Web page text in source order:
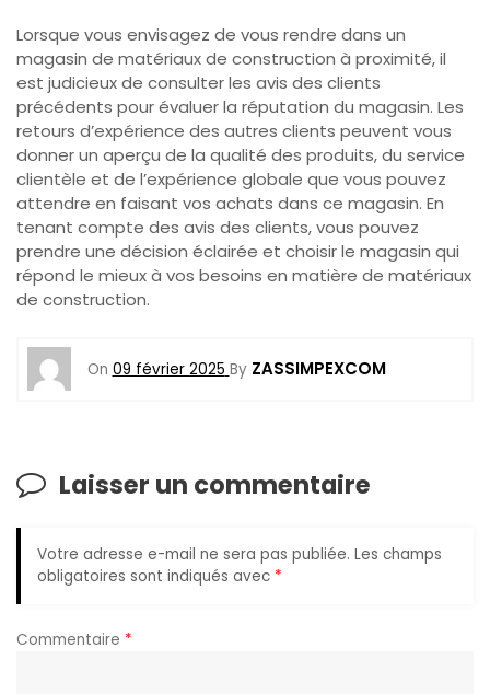
Lorsque vous envisagez de vous rendre dans un
magasin de matériaux de construction à proximité, il
est judicieux de consulter les avis des clients
précédents pour évaluer la réputation du magasin. Les
retours d’expérience des autres clients peuvent vous
donner un aperçu de la qualité des produits, du service
clientèle et de l’expérience globale que vous pouvez
attendre en faisant vos achats dans ce magasin. En
tenant compte des avis des clients, vous pouvez
prendre une décision éclairée et choisir le magasin qui
répond le mieux à vos besoins en matière de matériaux
de construction.
On 09 février 2025 By ZASSIMPEXCOM
Laisser un commentaire
Votre adresse e-mail ne sera pas publiée. Les champs
obligatoires sont indiqués avec *
Commentaire *